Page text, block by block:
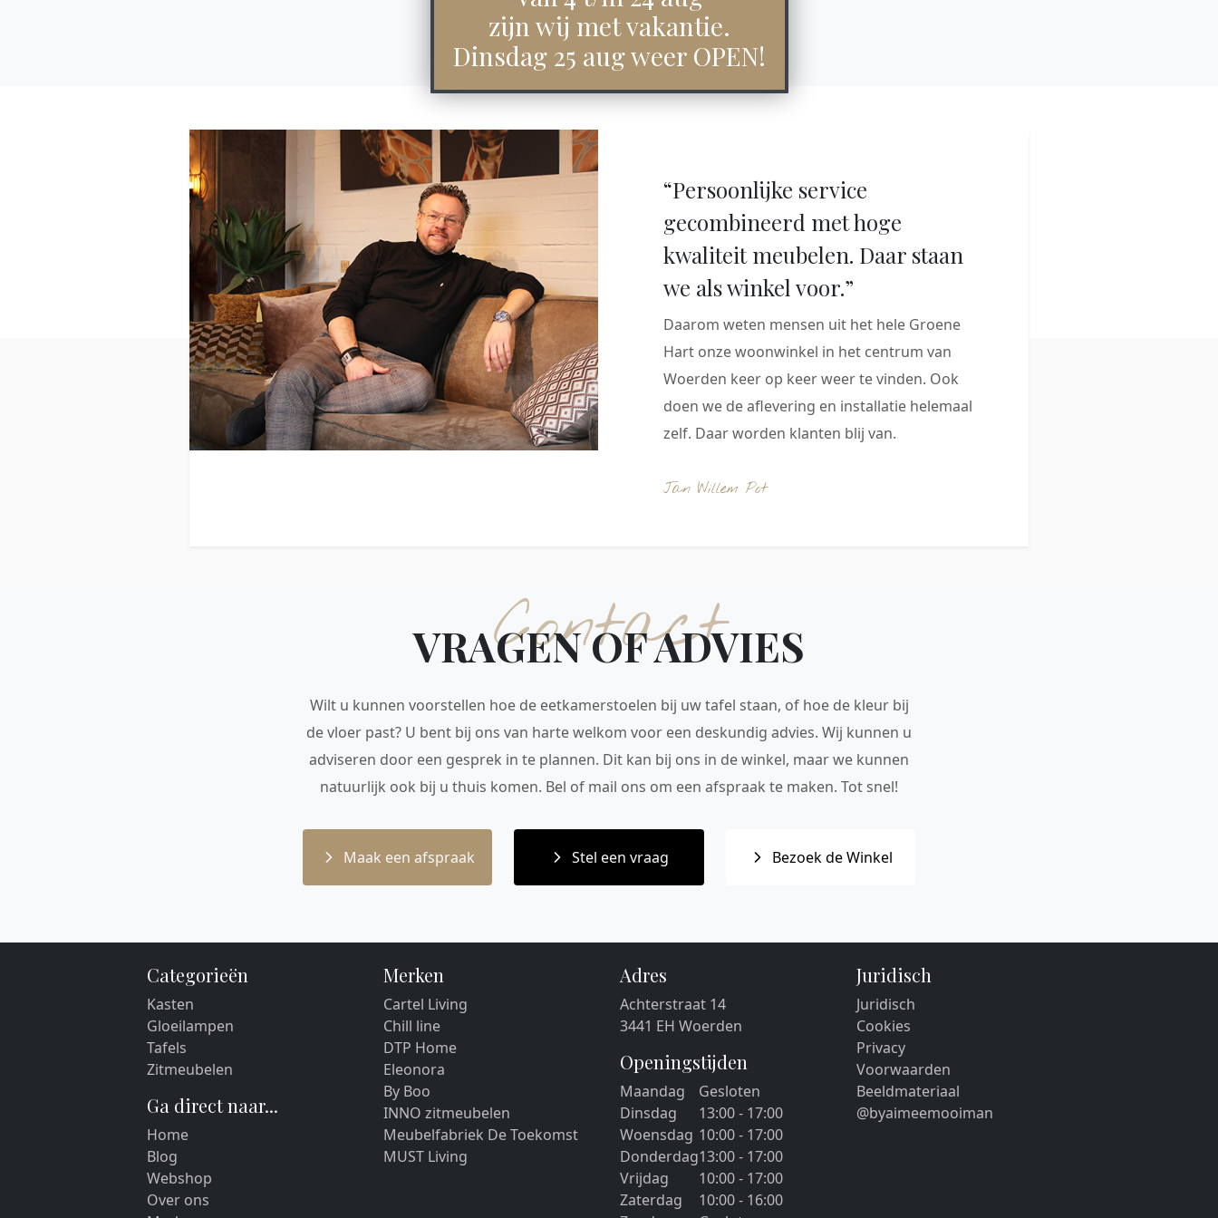
“Persoonlijke service
gecombineerd met hoge
kwaliteit meubelen. Daar staan
we als winkel voor.”
Daarom weten mensen uit het hele Groene
Hart onze woonwinkel in het centrum van
Woerden keer op keer weer te vinden. Ook
doen we de aflevering en installatie helemaal
zelf. Daar worden klanten blij van.
Jan Willem Pot
Contact
VRAGEN OF ADVIES
Wilt u kunnen voorstellen hoe de eetkamerstoelen bij uw tafel staan, of hoe de kleur bij
de vloer past? U bent bij ons van harte welkom voor een deskundig advies. Wij kunnen u
adviseren door een gesprek in te plannen. Dit kan bij ons in de winkel, maar we kunnen
natuurlijk ook bij u thuis komen. Bel of mail ons om een afspraak te maken. Tot snel!
Maak een afspraak Stel een vraag Bezoek de Winkel
Categorieën
Kasten
Gloeilampen
Tafels
Zitmeubelen
Ga direct naar...
Home
Blog
Webshop
Over ons
Merken
Cartel Living
Chill line
DTP Home
Eleonora
By Boo
INNO zitmeubelen
Meubelfabriek De Toekomst
MUST Living
Adres
Achterstraat 14
3441 EH Woerden
Openingstijden
Maandag
Gesloten
Dinsdag
13:00 - 17:00
Woensdag 10:00 - 17:00
Donderdag13:00 - 17:00
Vrijdag
10:00 - 17:00
Zaterdag
10:00 - 16:00
Juridisch
Juridisch
Cookies
Privacy
Voorwaarden
Beeldmateriaal
@byaimeemooiman
zijn wij met vakantie.
Dinsdag 25 aug weer OPEN!